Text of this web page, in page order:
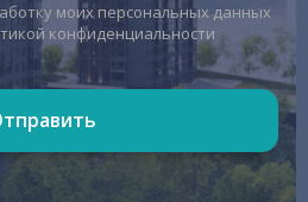
моих персональных данных
конфиденциальности